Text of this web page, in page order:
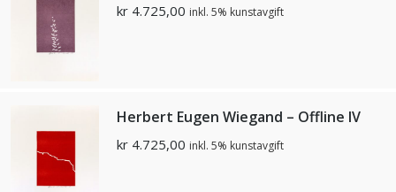
kr 4.725,00 inkl. 5% kunstavgift
Herbert Eugen Wiegand – Offline lV
kr 4.725,00 inkl. 5% kunstavgift